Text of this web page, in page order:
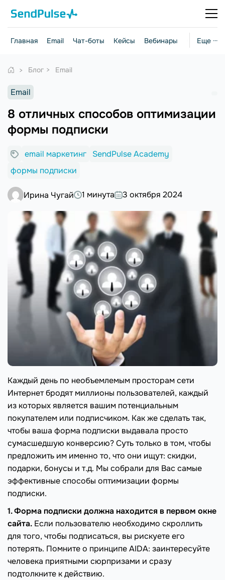
Еще ···
Главная Email Чат-боты Кейсы Вебинары Стратегии
Блог Email
Email
8 отличных способов оптимизации
формы подписки
email маркетинг
SendPulse Academy
формы подписки
Ирина Чугай 1 минута 3 октября 2024
Каждый день по необъемлемым просторам сети
Интернет бродят миллионы пользователей, каждый
из которых является вашим потенциальным
покупателем или подписчиком. Как же сделать так,
чтобы ваша форма подписки выдавала просто
сумасшедшую конверсию? Суть только в том, чтобы
предложить им именно то, что они ищут: скидки,
подарки, бонусы и т.д. Мы собрали для Вас самые
эффективные способы оптимизации формы
подписки.
1. Форма подписки должна находится в первом окне
сайта. Если пользователю необходимо скроллить
для того, чтобы подписаться, вы рискуете его
потерять. Помните о принципе AIDA: заинтересуйте
человека приятными сюрпризами и сразу
подтолкните к действию.